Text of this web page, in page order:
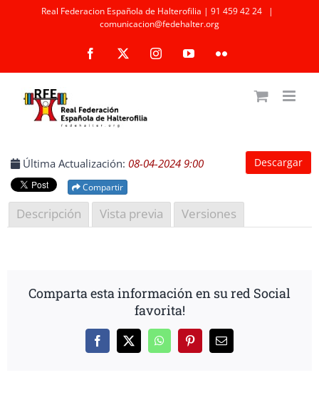
Real Federacion Española de Halterofilia | 91 459 42 24
|
comunicacion@fedehalter.org
Facebook InstagramYouTubeFlickr
Descargar
Última Actualización: 08-04-2024 9:00
Compartir
Descripción Vista previa Versiones
Comparta esta información en su red Social
favorita!
Facebook
X WhatsAppPinterestCorreo